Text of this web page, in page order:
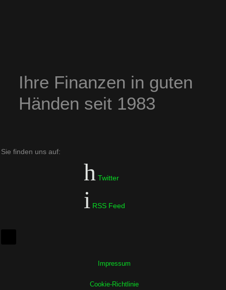
Ihre Finanzen in guten
Händen seit 1983
Sie finden uns auf:
Twitter
RSS Feed
Impressum
Cookie-Richtlinie